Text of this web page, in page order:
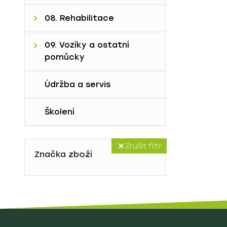
2G. Stropní zvedáky
D. Ostatní
7A. Fixační a ochranné
08. Rehabilitace
8A. Vyšetřovací stoly a
lehátka
09. Vozíky a ostatní
pomůcky
9D. Vozíky
Údržba a servis
Školení
Zrušit filtr
Značka zboží